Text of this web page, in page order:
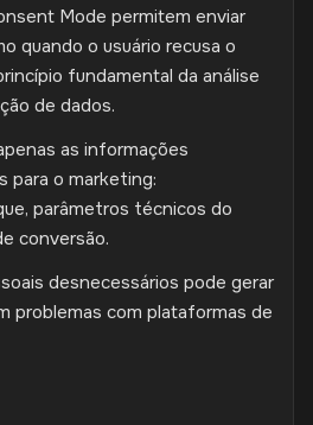
Mode permitem enviar
quando o usuário recusa o
fundamental da análise
de dados.
as informações
para o marketing:
parâmetros técnicos do
conversão.
desnecessários pode gerar
problemas com plataformas de